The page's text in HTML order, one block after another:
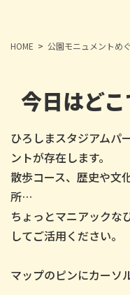
HOME 公園モニュメントめ
今日はど
ひろしまスタジアムパ
ントが存在します。
散歩コース、歴史や文
所…
ちょっとマニアックな
してご活用ください。
マップのピンにカーソ